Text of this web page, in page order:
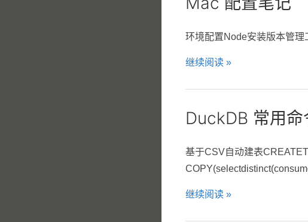
环境配置Node安装版本管理
继续阅读 »
DuckDB 常用命
基于CSV自动建表
继续阅读 »